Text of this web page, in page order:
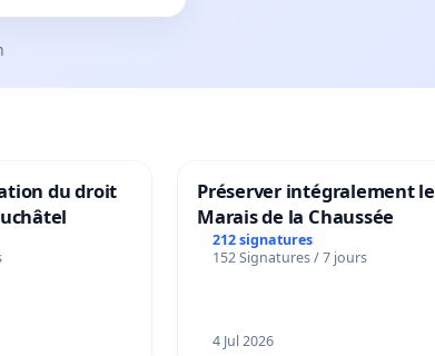
du droit
Préserver intégralement le
Marais de la Chaussée
212 signatures
152 Signatures / 7 jours
4 Jul 2026